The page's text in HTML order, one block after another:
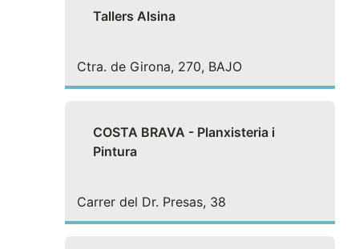
Tallers Alsina
Ctra. de Girona, 270, BAJO
COSTA BRAVA - Planxisteria i
Pintura
Carrer del Dr. Presas, 38